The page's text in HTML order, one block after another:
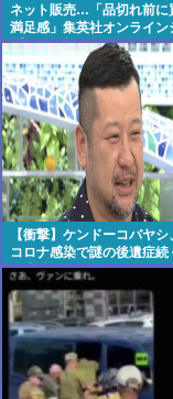
ネット販売…「品切れ前に
満足感」集英社オンライン
プで“43億円分”キャンセ
200超のメールアカウント
量注文 32歳女を逮捕
【衝撃】ケンドーコバヤ
コロナ感染で謎の後遺症続
い炭酸飲んだら、あばら折
になる」